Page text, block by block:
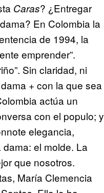
Caras? ¿Entregar
En Colombia la
de 1994, la
emprender”.
Sin claridad, ni
+ con la que sea
actúa un
con el populo; y
elegancia,
el molde. La
que nosotros.
María Clemencia